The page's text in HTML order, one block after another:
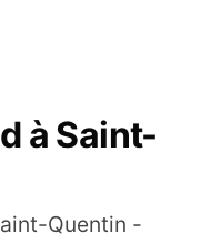
à Saint-
Quentin -